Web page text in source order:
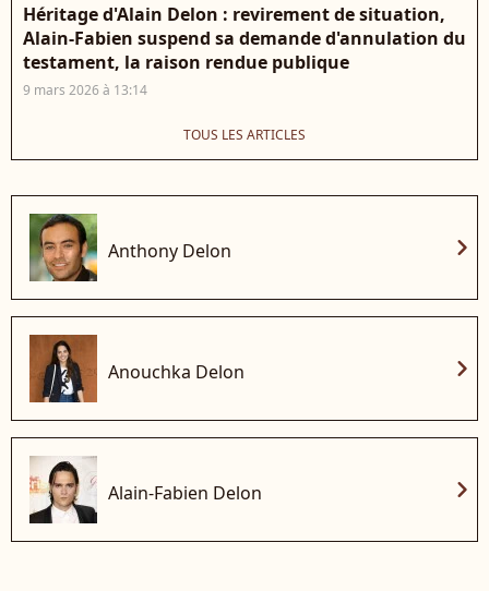
Héritage d'Alain Delon : revirement de situation,
Alain-Fabien suspend sa demande d'annulation du
testament, la raison rendue publique
9 mars 2026 à 13:14
TOUS LES ARTICLES
Anthony Delon chevron_right
Anouchka Delon chevron_right
Alain-Fabien Delon chevron_right